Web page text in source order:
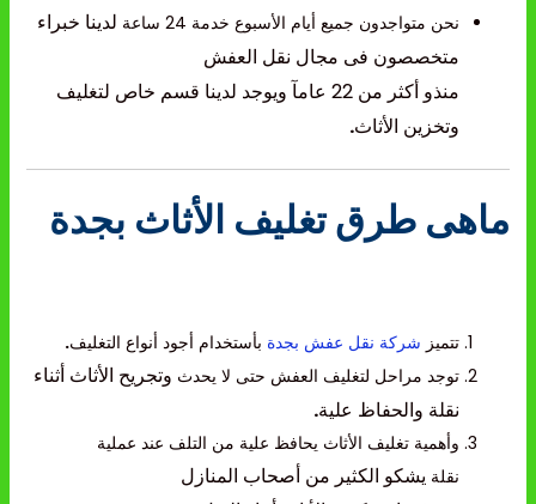
نحن متواجدون جميع أيام الأسبوع خدمة 24 ساعة
لدينا خبراء
متخصصون فى مجال نقل العفش
منذو أكثر من 22 عامآ و
يوجد لدينا قسم خاص لتغليف
وتخزين الأثاث.
ماهى طرق تغليف الأثاث بجدة
تتميز شركة نقل عفش بجدة بأستخدام أجود أنواع التغليف.
توجد مراحل لتغليف العفش حتى لا يحدث وتجريح الأثاث أثناء
نقلة والحفاظ علية.
وأهمية تغليف الأثاث يحافظ علية من التلف عند عملية
نقلة يشكو الكثير من أصحاب المنازل